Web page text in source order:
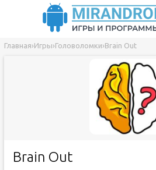
Главная›Игры›Головоломки›Brain Out
Brain Out